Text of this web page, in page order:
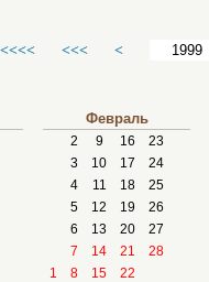
<<< <
Февраль
2 9 16
23
3
10 17
24
4
11 18
25
5
12 19
26
6
13 20
27
7
14 21
28
1
8 15 22